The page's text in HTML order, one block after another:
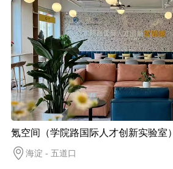
氪空间（学院路国际人才创新实验室）
海淀 - 五道口